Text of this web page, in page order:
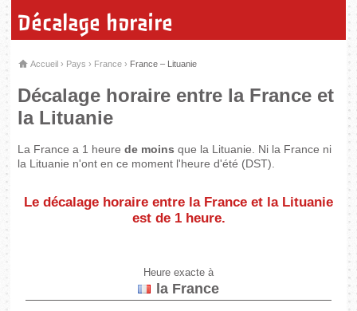
Décalage horaire
Accueil › Pays › France › France – Lituanie
Décalage horaire entre la France et
la Lituanie
La France a 1 heurede moins que la Lituanie. Ni la France ni
la Lituanie n'ont en ce moment l'heure d'été (DST).
Le décalage horaire entre la France et la Lituanie
est de 1 heure.
Heure exacte à
la France